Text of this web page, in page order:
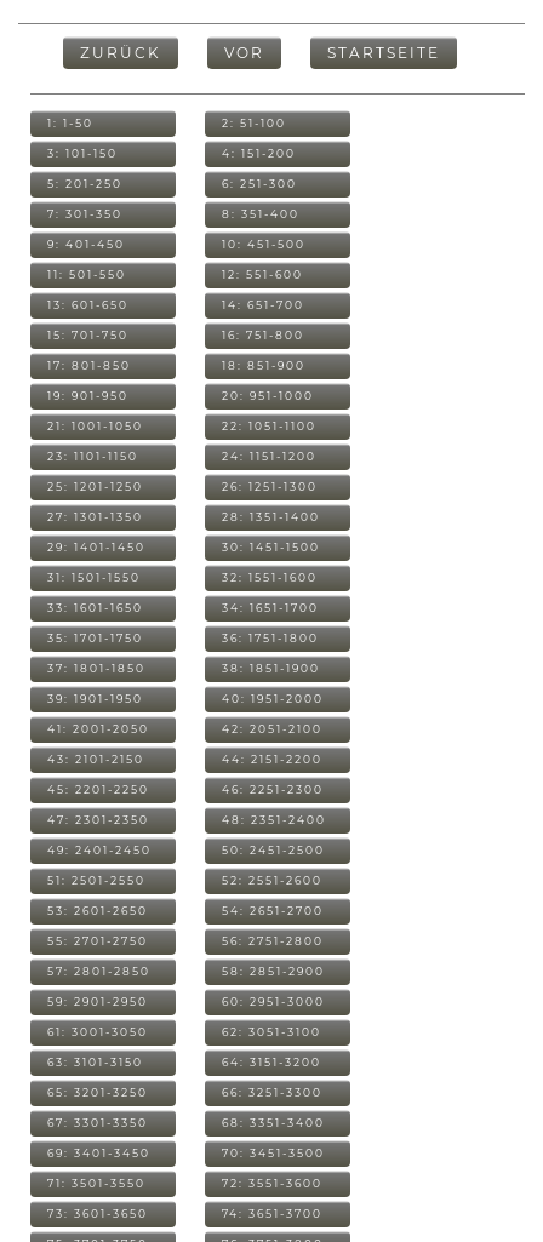
ZURÜCK VOR STARTSEITE
1: 1-50 2: 51-100
3: 101-150 4: 151-200
5: 201-250 6: 251-300
7: 301-350 8: 351-400
9: 401-450 10: 451-500
11: 501-550 12: 551-600
13: 601-650 14: 651-700
15: 701-750 16: 751-800
17: 801-850 18: 851-900
19: 901-950 20: 951-1000
21: 1001-1050 22: 1051-1100
23: 1101-1150 24: 1151-1200
25: 1201-1250 26: 1251-1300
27: 1301-1350 28: 1351-1400
29: 1401-1450 30: 1451-1500
31: 1501-1550 32: 1551-1600
33: 1601-1650 34: 1651-1700
35: 1701-1750 36: 1751-1800
37: 1801-1850 38: 1851-1900
39: 1901-1950 40: 1951-2000
41: 2001-2050 42: 2051-2100
43: 2101-2150 44: 2151-2200
45: 2201-2250 46: 2251-2300
47: 2301-2350 48: 2351-2400
49: 2401-2450 50: 2451-2500
51: 2501-2550 52: 2551-2600
53: 2601-2650 54: 2651-2700
55: 2701-2750 56: 2751-2800
57: 2801-2850 58: 2851-2900
59: 2901-2950 60: 2951-3000
61: 3001-3050 62: 3051-3100
63: 3101-3150 64: 3151-3200
65: 3201-3250 66: 3251-3300
67: 3301-3350 68: 3351-3400
69: 3401-3450 70: 3451-3500
71: 3501-3550 72: 3551-3600
73: 3601-3650 74: 3651-3700